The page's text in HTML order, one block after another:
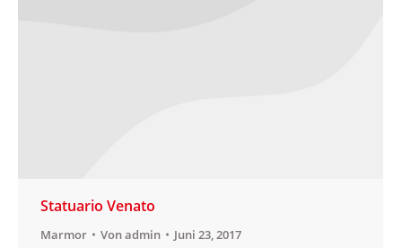
Statuario Venato
Marmor Vonadmin Juni 23, 2017